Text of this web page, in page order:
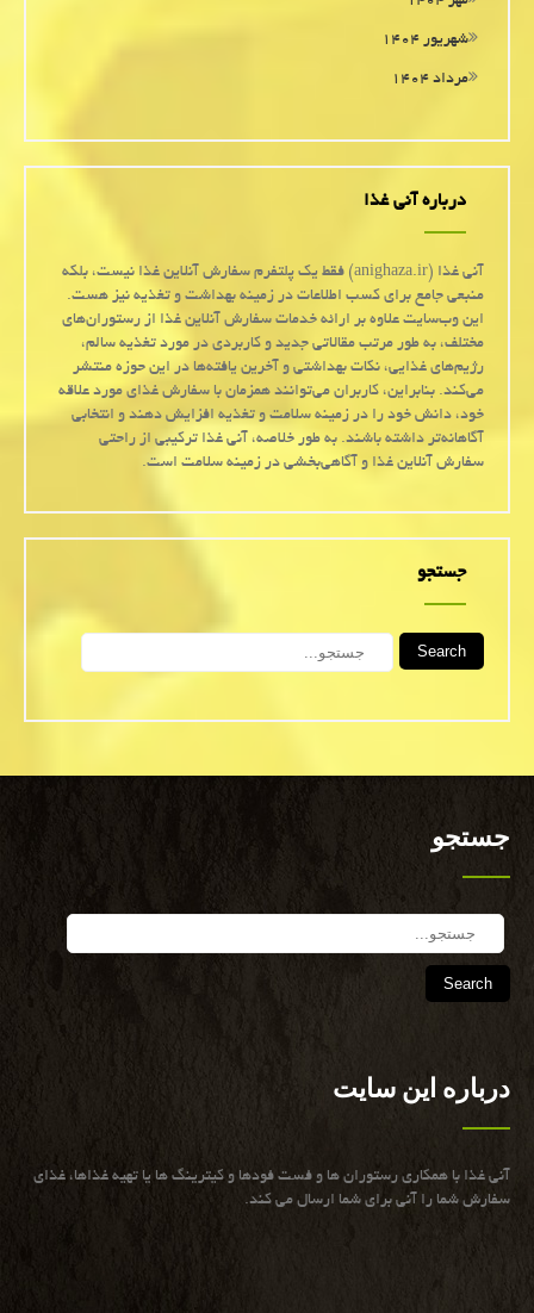
شهریور ۱۴۰۴
مرداد ۱۴۰۴
درباره آنی غذا
آنی غذا (anighaza.ir) فقط یک پلتفرم سفارش آنلاین غذا نیست، بلکه
منبعی جامع برای کسب اطلاعات در زمینه بهداشت و تغذیه نیز هست.
این وب‌سایت علاوه بر ارائه خدمات سفارش آنلاین غذا از رستوران‌های
مختلف، به طور مرتب مقالاتی جدید و کاربردی در مورد تغذیه سالم،
رژیم‌های غذایی، نکات بهداشتی و آخرین یافته‌ها در این حوزه منتشر
می‌کند. بنابراین، کاربران می‌توانند همزمان با سفارش غذای مورد علاقه
خود، دانش خود را در زمینه سلامت و تغذیه افزایش دهند و انتخابی
آگاهانه‌تر داشته باشند. به طور خلاصه، آنی غذا ترکیبی از راحتی
سفارش آنلاین غذا و آگاهی‌بخشی در زمینه سلامت است.
جستجو
Search
جستجو
درباره این سایت
آنی غذا با همكاری رستوران ها و فست فودها و كیترینگ ها یا تهیه غذاها، غذای
سفارش شما را آنی برای شما ارسال می كند.